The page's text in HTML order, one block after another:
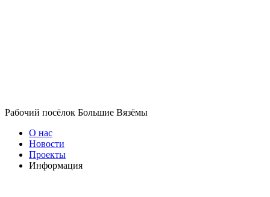
Рабочий посёлок Большие Вязёмы
О нас
Новости
Проекты
Информация